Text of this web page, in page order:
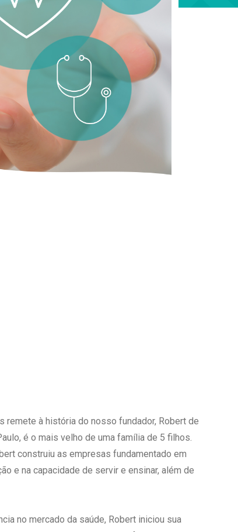
remete à história do nosso fundador, Robert de
é o mais velho de uma família de 5 filhos.
construiu as empresas fundamentado em
e na capacidade de servir e ensinar, além de
no mercado da saúde, Robert iniciou sua